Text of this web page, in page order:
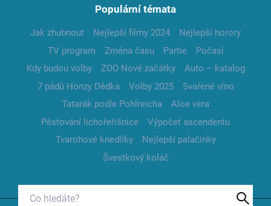
Populární témata
Jak zhubnout Nejlepší filmy 2024
Nejlepší horory
TV program
Změna času Partie
Počasí
Kdy budou volby
ZOO Nové začátky
Auto – katalog
7 pádů Honzy Dědka
Volby 2025
Svařené víno
Tatarák podle Pohlreicha
Aloe vera
Pěstování lichořeřišnice
Výpočet ascendentu
Tvarohové knedlíky
Nejlepší palačinky
Švestkový koláč